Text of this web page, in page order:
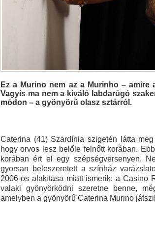
Ez a Murino nem az a Murinho – amire
Vagyis ma nem a kiváló labdarúgó
módon – a gyönyörű olasz sztárról.
Caterina (41) Szardínia szigetén látta
hogy orvos lesz belőle felnőtt korában.
korában ért el egy szépségversenyen.
gyorsan beleszeretett a színház
2006-os alakítása miatt ismerik: a Casino
valaki gyönyörködni szeretne benne,
amelyben a gyönyörű Caterina Murino